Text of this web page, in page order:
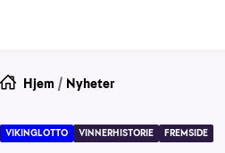
Hjem / Nyheter
VIKINGLOTTO VINNERHISTORIE FREMSIDE